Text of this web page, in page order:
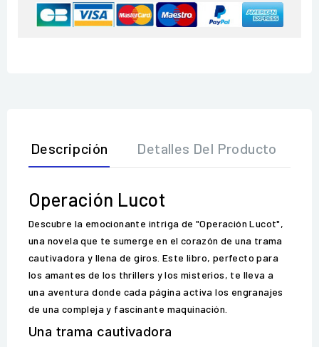
Descripción Detalles Del Producto
Operación Lucot
Descubre la emocionante intriga de "Operación Lucot",
una novela que te sumerge en el corazón de una trama
cautivadora y llena de giros. Este libro, perfecto para
los amantes de los thrillers y los misterios, te lleva a
una aventura donde cada página activa los engranajes
de una compleja y fascinante maquinación.
Una trama cautivadora